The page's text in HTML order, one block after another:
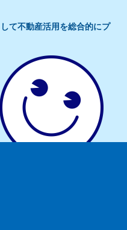
て不動産活用を総合的にプ